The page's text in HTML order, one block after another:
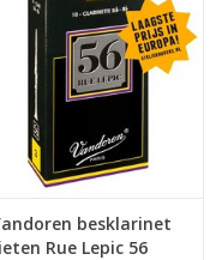
besklarinet
Rue Lepic 56